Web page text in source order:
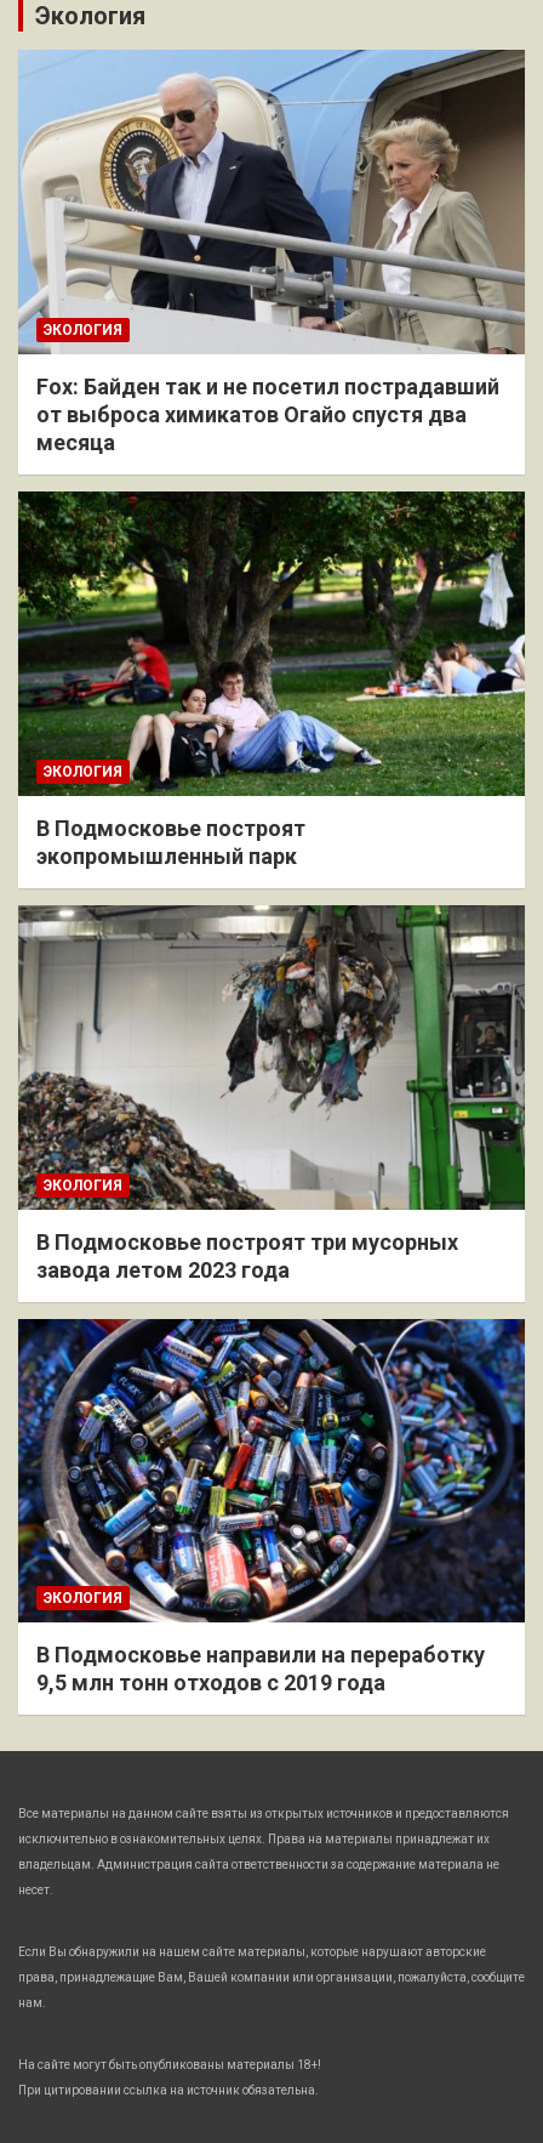
Экология
ЭКОЛОГИЯ
Fox: Байден так и не посетил пострадавший
от выброса химикатов Огайо спустя два
месяца
ЭКОЛОГИЯ
В Подмосковье построят
экопромышленный парк
ЭКОЛОГИЯ
В Подмосковье построят три мусорных
завода летом 2023 года
ЭКОЛОГИЯ
В Подмосковье направили на переработку
9,5 млн тонн отходов с 2019 года
Все материалы на данном сайте взяты из открытых источников и предоставляются
исключительно в ознакомительных целях. Права на материалы принадлежат их
владельцам. Администрация сайта ответственности за содержание материала не
несет.
Если Вы обнаружили на нашем сайте материалы, которые нарушают авторские
права, принадлежащие Вам, Вашей компании или организации, пожалуйста, сообщите
нам.
На сайте могут быть опубликованы материалы 18+!
При цитировании ссылка на источник обязательна.